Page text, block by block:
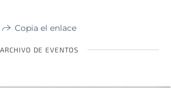
Copia el enlace
ARCHIVO DE EVENTOS